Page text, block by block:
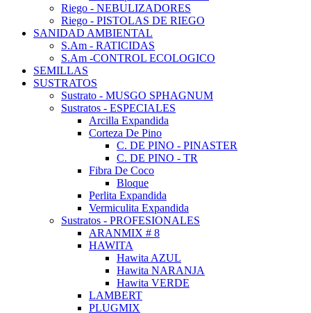
Riego - NEBULIZADORES
Riego - PISTOLAS DE RIEGO
SANIDAD AMBIENTAL
S.Am - RATICIDAS
S.Am -CONTROL ECOLOGICO
SEMILLAS
SUSTRATOS
Sustrato - MUSGO SPHAGNUM
Sustratos - ESPECIALES
Arcilla Expandida
Corteza De Pino
C. DE PINO - PINASTER
C. DE PINO - TR
Fibra De Coco
Bloque
Perlita Expandida
Vermiculita Expandida
Sustratos - PROFESIONALES
ARANMIX # 8
HAWITA
Hawita AZUL
Hawita NARANJA
Hawita VERDE
LAMBERT
PLUGMIX